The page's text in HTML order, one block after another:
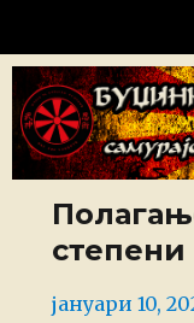
Буџинкан
степени
Posted
јануари 10,